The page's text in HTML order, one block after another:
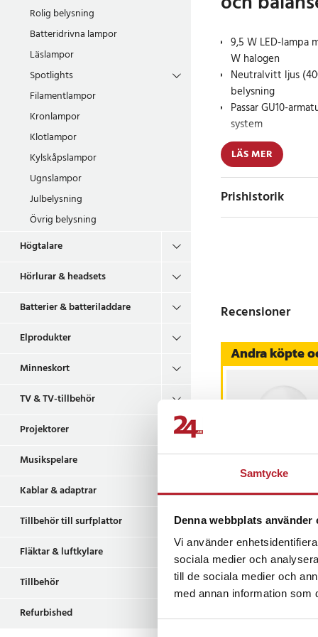
Samtycke
Denna webbplats använder
Vi använder
sociala medier och
till de sociala medier och
med annan information som
Rolig belysning
Batteridrivna lampor
Läslampor
Spotlights
Filamentlampor
Kronlampor
Klotlampor
Kylskåpslampor
Ugnslampor
Julbelysning
Övrig belysning
Högtalare
Hörlurar & headsets
Batterier & batteriladdare
Elprodukter
Minneskort
TV & TV-tillbehör
Projektorer
Musikspelare
Kablar & adaptrar
Tillbehör till surfplattor
Fläktar & luftkylare
Tillbehör
Refurbished
9,5 W LED-lampa
W halogen
Neutralvitt ljus
belysning
Passar GU10-
system
Forever Light LED
energieffektiv
naturligt ljus på
kontor och butiker.
en bred
uppvärmningstid.
W halogenlampa
Den
snabb och enkel i
Energieffektiv
Forever Light
energieffektivitet
ljuset på 4000 K ger
professionella
Specifikation
- Sockel: GU10
- Effekt: 9,5 W
- Frekvens: 50–60 Hz
LÄS MER
Prishistorik
Recensioner
Andra köpte
LED-Lampa E27
6000K
Pris:39 kr
39 kr
I lager, levereras
Köp